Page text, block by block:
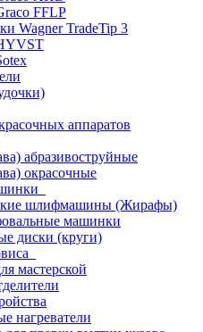
FFLP
Wagner TradeTip 3
аппаратов
абразивоструйные
окрасочные
шлифмашины (Жирафы)
машинки
диски (круги)
мастерской
нагреватели